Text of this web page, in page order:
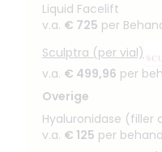
Liquid Facelift
v.a. € 725 per
Sculptra (per vial)
v.a. € 499,96 per
Overige
Hyaluronidase (filler
v.a. € 125 per